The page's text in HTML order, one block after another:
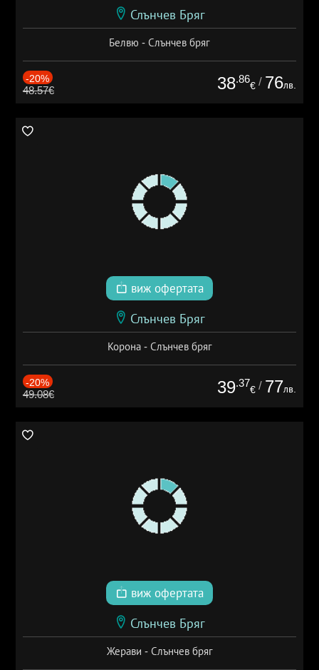
Слънчев Бряг
Белвю - Слънчев бряг
-20%
48.57€ 38.86
€ / 76лв.
виж офертата
Слънчев Бряг
Корона - Слънчев бряг
-20%
49.08€ 39.37
€ / 77лв.
виж офертата
Слънчев Бряг
Жерави - Слънчев бряг